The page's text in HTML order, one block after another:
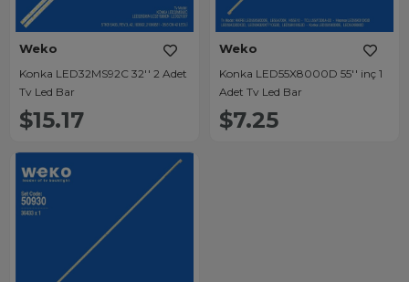
Weko
Konka LED32MS92C 32'' 2 Adet
Tv Led Bar
$15.17
Weko
Konka LED55X8000D 55'' inç 1
Adet Tv Led Bar
$7.25